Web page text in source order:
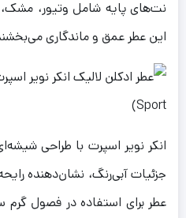
نت‌های پایه شامل وتیور،
این عطر عمق و ماندگاری
انکر نویر اسپرت با طراحی
جزئیات آبی‌رنگ، نشان‌دهنده
عطر برای استفاده در فصول گرم